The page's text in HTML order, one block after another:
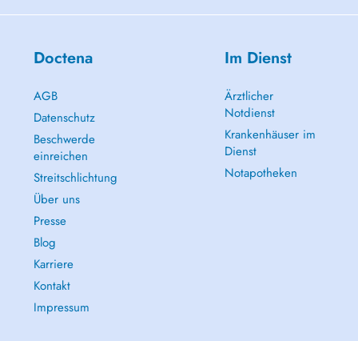
Doctena
AGB
Datenschutz
Beschwerde
einreichen
Streitschlichtung
Über uns
Presse
Blog
Karriere
Kontakt
Impressum
Im Dienst
Ärztlicher
Notdienst
Krankenhäuser im
Dienst
Notapotheken